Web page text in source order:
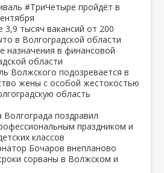
#ТриЧетыре пройдёт в
3,9 тысяч вакансий от 200
в Волгоградской области
назначения в финансовой
области
Волжского подозревается в
жены с особой жестокостью
область
Волгограда поздравил
праздником и
классов
Бочаров внепланово
сорваны в Волжском и